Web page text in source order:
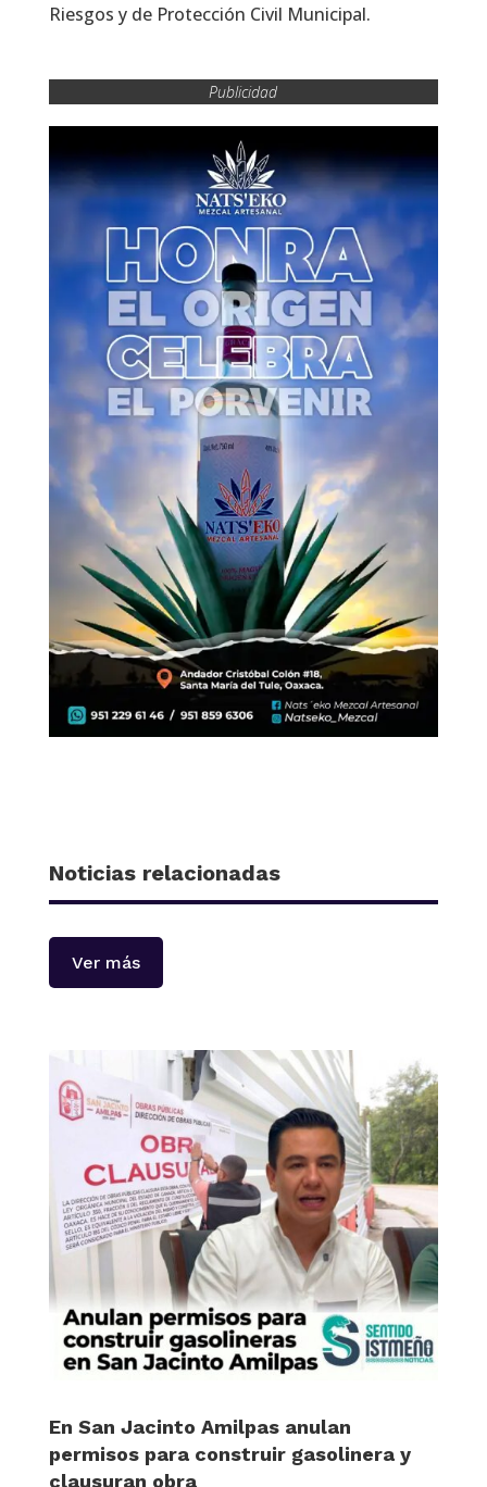
Riesgos y de Protección Civil Municipal.
Publicidad
Noticias relacionadas
Ver más
En San Jacinto Amilpas anulan
permisos para construir gasolinera y
clausuran obra